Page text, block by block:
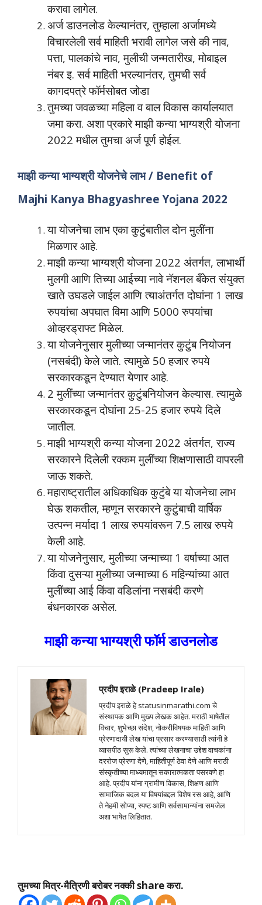
करावा लागेल.
अर्ज डाउनलोड केल्यानंतर, तुम्हाला अर्जामध्ये
विचारलेली सर्व माहिती भरावी लागेल जसे की नाव,
पत्ता, पालकांचे नाव, मुलीची जन्मतारीख, मोबाइल
नंबर इ. सर्व माहिती भरल्यानंतर, तुमची सर्व
कागदपत्रे फॉर्मसोबत जोडा
तुमच्या जवळच्या महिला व बाल विकास कार्यालयात
जमा करा. अशा प्रकारे माझी कन्या भाग्यश्री योजना
2022 मधील तुमचा अर्ज पूर्ण होईल.
माझी कन्या भाग्यश्री योजनेचे लाभ / Benefit of
Majhi Kanya Bhagyashree Yojana 2022
या योजनेचा लाभ एका कुटुंबातील दोन मुलींना
मिळणार आहे.
माझी कन्या भाग्यश्री योजना 2022 अंतर्गत, लाभार्थी
मुलगी आणि तिच्या आईच्या नावे नॅशनल बँकेत संयुक्त
खाते उघडले जाईल आणि त्याअंतर्गत दोघांना 1 लाख
रुपयांचा अपघात विमा आणि 5000 रुपयांचा
ओव्हरड्राफ्ट मिळेल.
या योजनेनुसार मुलीच्या जन्मानंतर कुटुंब नियोजन
(नसबंदी) केले जाते. त्यामुळे 50 हजार रुपये
सरकारकडून देण्यात येणार आहे.
2 मुलींच्या जन्मानंतर कुटुंबनियोजन केल्यास. त्यामुळे
सरकारकडून दोघांना 25-25 हजार रुपये दिले
जातील.
माझी भाग्यश्री कन्या योजना 2022 अंतर्गत, राज्य
सरकारने दिलेली रक्कम मुलींच्या शिक्षणासाठी वापरली
जाऊ शकते.
महाराष्ट्रातील अधिकाधिक कुटुंबे या योजनेचा लाभ
घेऊ शकतील, म्हणून सरकारने कुटुंबाची वार्षिक
उत्पन्न मर्यादा 1 लाख रुपयांवरून 7.5 लाख रुपये
केली आहे.
या योजनेनुसार, मुलीच्या जन्माच्या 1 वर्षाच्या आत
किंवा दुसऱ्या मुलीच्या जन्माच्या 6 महिन्यांच्या आत
मुलींच्या आई किंवा वडिलांना नसबंदी करणे
बंधनकारक असेल.
माझी कन्या भाग्यश्री फॉर्म डाउनलोड
प्रदीप इराळे (Pradeep Irale)
प्रदीप इराळे हे statusinmarathi.com चे
संस्थापक आणि मुख्य लेखक आहेत. मराठी भाषेतील
विचार, शुभेच्छा संदेश, नोकरीविषयक माहिती आणि
प्रेरणादायी लेख यांचा प्रसार करण्यासाठी त्यांनी हे
व्यासपीठ सुरू केले. त्यांच्या लेखनाचा उद्देश वाचकांना
दररोज प्रेरणा देणे, माहितीपूर्ण ठेवा देणे आणि मराठी
संस्कृतीच्या माध्यमातून सकारात्मकता पसरवणे हा
आहे. प्रदीप यांना ग्रामीण विकास, शिक्षण आणि
सामाजिक बदल या विषयांबद्दल विशेष रस आहे, आणि
ते नेहमी सोप्या, स्पष्ट आणि सर्वसामान्यांना समजेल
अशा भाषेत लिहितात.
तुमच्या मित्र-मैत्रिणी बरोबर नक्की share करा.